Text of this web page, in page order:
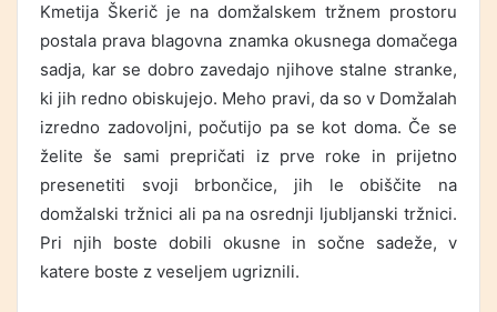
Kmetija Škerič je na domžalskem tržnem prostoru
postala prava blagovna znamka okusnega domačega
sadja, kar se dobro zavedajo njihove stalne stranke,
ki jih redno obiskujejo. Meho pravi, da so v Domžalah
izredno zadovoljni, počutijo pa se kot doma. Če se
želite še sami prepričati iz prve roke in prijetno
presenetiti svoji brbončice, jih le obiščite na
domžalski tržnici ali pa na osrednji ljubljanski tržnici.
Pri njih boste dobili okusne in sočne sadeže, v
katere boste z veseljem ugriznili.